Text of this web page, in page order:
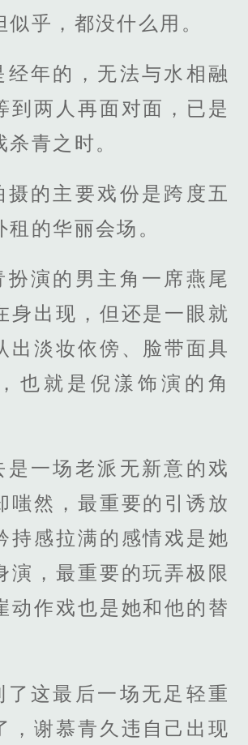
乎，都没什么用。
经年的，无法与水相融
到两人再面对面，已是
青之时。
摄的主要戏份是跨度五
的华丽会场。
扮演的男主角一席燕尾
身出现，但还是一眼就
出淡妆依傍、脸带面具
也就是倪漾饰演的角
是一场老派无新意的戏
嗤然，最重要的引诱放
持感拉满的感情戏是她
演，最重要的玩弄极限
动作戏也是她和他的替
了这最后一场无足轻重
，谢慕青久违自己出现